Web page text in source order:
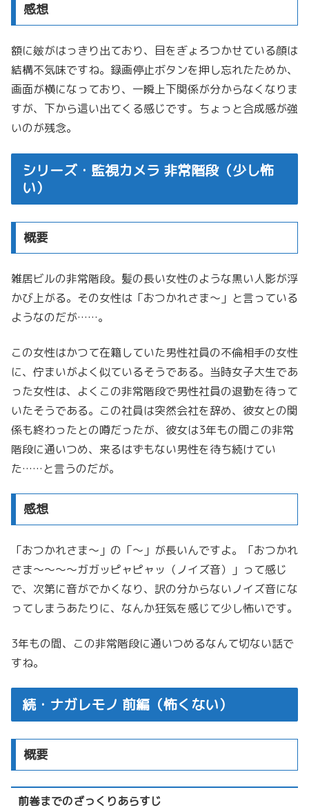
感想
額に皴がはっきり出ており、目をぎょろつかせている顔は
結構不気味ですね。録画停止ボタンを押し忘れたためか、
画面が横になっており、一瞬上下関係が分からなくなりま
すが、下から這い出てくる感じです。ちょっと合成感が強
いのが残念。
シリーズ・監視カメラ 非常階段（少し怖
い）
概要
雑居ビルの非常階段。髪の長い女性のような黒い人影が浮
かび上がる。その女性は「おつかれさま～」と言っている
ようなのだが……。
この女性はかつて在籍していた男性社員の不倫相手の女性
に、佇まいがよく似ているそうである。当時女子大生であ
った女性は、よくこの非常階段で男性社員の退勤を待って
いたそうである。この社員は突然会社を辞め、彼女との関
係も終わったとの噂だったが、彼女は3年もの間この非常
階段に通いつめ、来るはずもない男性を待ち続けてい
た……と言うのだが。
感想
「おつかれさま～」の「～」が長いんですよ。「おつかれ
さま～～～～ガガッピャピャッ（ノイズ音）」って感じ
で、次第に音がでかくなり、訳の分からないノイズ音にな
ってしまうあたりに、なんか狂気を感じて少し怖いです。
3年もの間、この非常階段に通いつめるなんて切ない話で
すね。
続・ナガレモノ 前編（怖くない）
概要
前巻までのざっくりあらすじ